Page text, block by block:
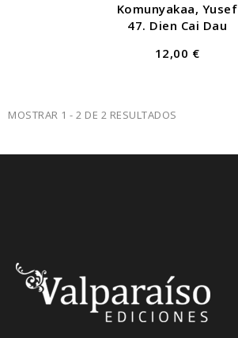
Komunyakaa, Yusef
47. Dien Cai Dau
12,00 €
MOSTRAR 1 - 2 DE 2 RESULTADOS